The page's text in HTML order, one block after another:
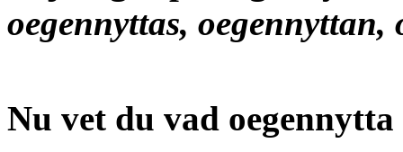
oegennyttas, oegennyttan,
Nu vet du vad